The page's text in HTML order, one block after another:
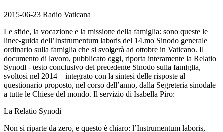
2015-06-23 Radio Vaticana
Le sfide, la vocazione e la missione della famiglia: sono queste le
linee-guida dell’Instrumentum laboris del 14.mo Sinodo generale
ordinario sulla famiglia che si svolgerà ad ottobre in Vaticano. Il
documento di lavoro, pubblicato oggi, riporta interamente la Relatio
Synodi - testo conclusivo del precedente Sinodo sulla famiglia,
svoltosi nel 2014 – integrato con la sintesi delle risposte al
questionario proposto, nel corso dell’anno, dalla Segreteria sinodale
a tutte le Chiese del mondo. Il servizio di Isabella Piro:
La Relatio Synodi
Non si riparte da zero, e questo è chiaro: l’Instrumentum laboris,